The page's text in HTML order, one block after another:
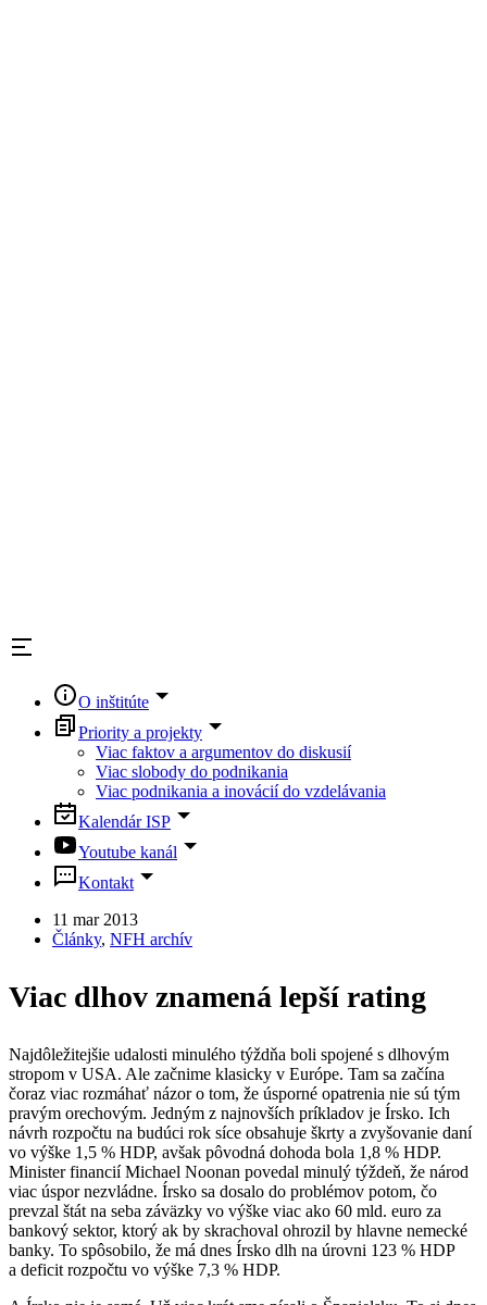
O inštitúte
Priority a projekty
Viac faktov a argumentov do diskusií
Viac slobody do podnikania
Viac podnikania a inovácií do vzdelávania
Kalendár ISP
Youtube kanál
Kontakt
11 mar 2013
Články, NFH archív
Viac dlhov znamená lepší rating
Najdôležitejšie udalosti minulého týždňa boli spojené s dlhovým
stropom v USA. Ale začnime klasicky v Európe. Tam sa začína
čoraz viac rozmáhať názor o tom, že úsporné opatrenia nie sú tým
pravým orechovým. Jedným z najnovších príkladov je Írsko. Ich
návrh rozpočtu na budúci rok síce obsahuje škrty a zvyšovanie daní
vo výške 1,5 % HDP, avšak pôvodná dohoda bola 1,8 % HDP.
Minister financií Michael Noonan povedal minulý týždeň, že národ
viac úspor nezvládne. Írsko sa dosalo do problémov potom, čo
prevzal štát na seba záväzky vo výške viac ako 60 mld. euro za
bankový sektor, ktorý ak by skrachoval ohrozil by hlavne nemecké
banky. To spôsobilo, že má dnes Írsko dlh na úrovni 123 % HDP
a deficit rozpočtu vo výške 7,3 % HDP.